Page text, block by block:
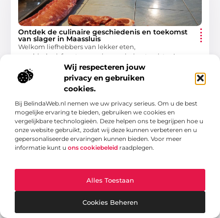
Wij respecteren jouw
privacy en gebruiken
cookies.
Bij BelindaWeb.nl nemen we uw privacy serieus. Om u de best
mogelijke ervaring te bieden, gebruiken we cookies en
vergelijkbare technologieën. Deze helpen ons te begrijpen hoe u
onze website gebruikt, zodat wij deze kunnen verbeteren en u
gepersonaliseerde ervaringen kunnen bieden. Voor meer
informatie kunt u ons cookiebeleid raadplegen.
Alles Toestaan
Cookies Beheren
Ontdek de culinaire geschiedenis en toekomst
van slager in Maassluis
Welkom liefhebbers van lekker eten,
geschiedenisfanaten en nieuwsgierige toeristen!
Vandaag nemen we je mee op een ontdekkingsreis
door slager in Maassluis (maassluisnu.nl). Dit verhaal
gaat niet
Winkelen
WINKELEN